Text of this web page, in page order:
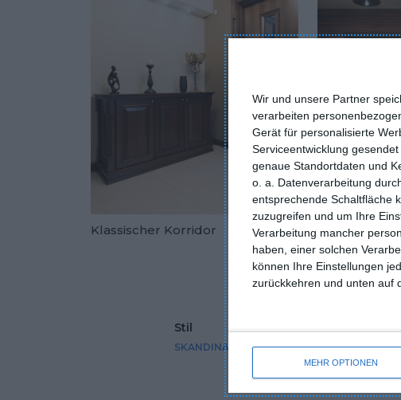
Wir und unsere Partner
verarbeiten
Gerät für personalisierte
Serviceentwicklung gesendet
genaue Standortdaten und
o. a. Datenverarbeitung
entsprechende Schaltfläche
zuzugreifen und um Ihre
Verarbeitung mancher
haben, einer solchen
können Ihre Einstellungen
zurückkehren und unten auf
MEHR OPTIONEN
Klassischer Korridor
Zu den Favoriten
Rustikaler
Stil
SKANDINAVISCH MITTEL